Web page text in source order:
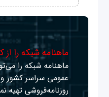
ماهنامه شبکه را از
ماهنامه شبکه را
عمومی سراسر کشور و
روزنامه‌فروشی تهیه